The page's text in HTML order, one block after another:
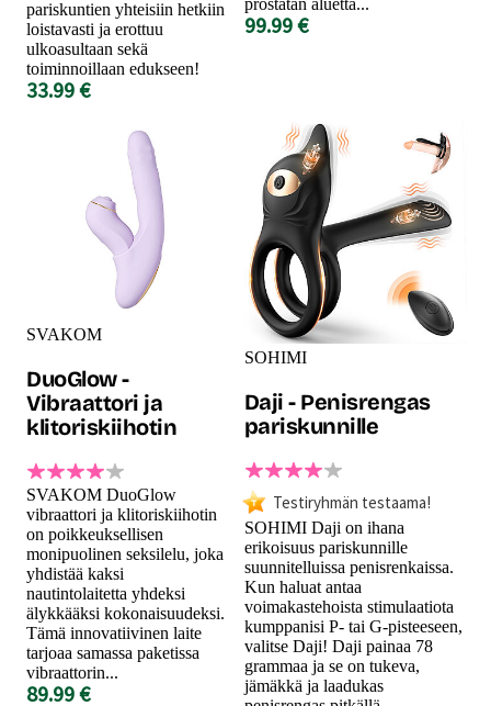
pariskuntien yhteisiin hetkiin
loistavasti ja erottuu
ulkoasultaan sekä
toiminnoillaan edukseen!
33.99 €
prostatan aluetta...
99.99 €
SVAKOM
DuoGlow -
Vibraattori ja
klitoriskiihotin
SVAKOM DuoGlow
vibraattori ja klitoriskiihotin
on poikkeuksellisen
monipuolinen seksilelu, joka
yhdistää kaksi
nautintolaitetta yhdeksi
älykkääksi kokonaisuudeksi.
Tämä innovatiivinen laite
tarjoaa samassa paketissa
vibraattorin...
89.99 €
SOHIMI
Daji - Penisrengas
pariskunnille
Testiryhmän testaama!
SOHIMI Daji on ihana
erikoisuus pariskunnille
suunnitelluissa penisrenkaissa.
Kun haluat antaa
voimakastehoista stimulaatiota
kumppanisi P- tai G-pisteeseen,
valitse Daji! Daji painaa 78
grammaa ja se on tukeva,
jämäkkä ja laadukas